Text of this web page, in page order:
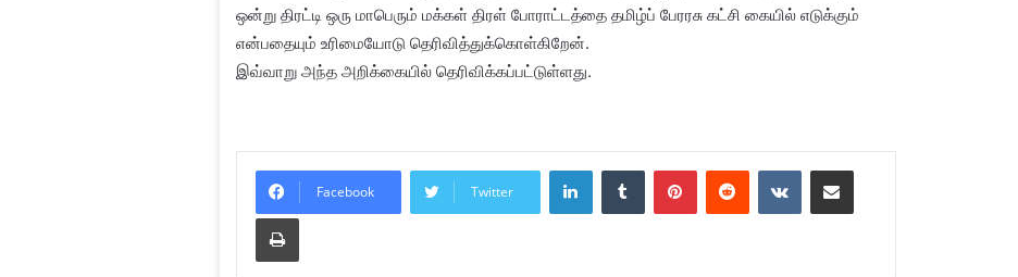
ஒன்று திரட்டி ஒரு மாபெரும் மக்கள் திரள் போராட்டத்தை தமிழ்ப் பேரரசு கட்சி கையில் எடுக்கும்
என்பதையும் உரிமையோடு தெரிவித்துக்கொள்கிறேன்.
இவ்வாறு அந்த அறிக்கையில் தெரிவிக்கப்பட்டுள்ளது.
Facebook Twitter
LinkedInTumblr PinterestReddit VKontakteShare via Email
Print